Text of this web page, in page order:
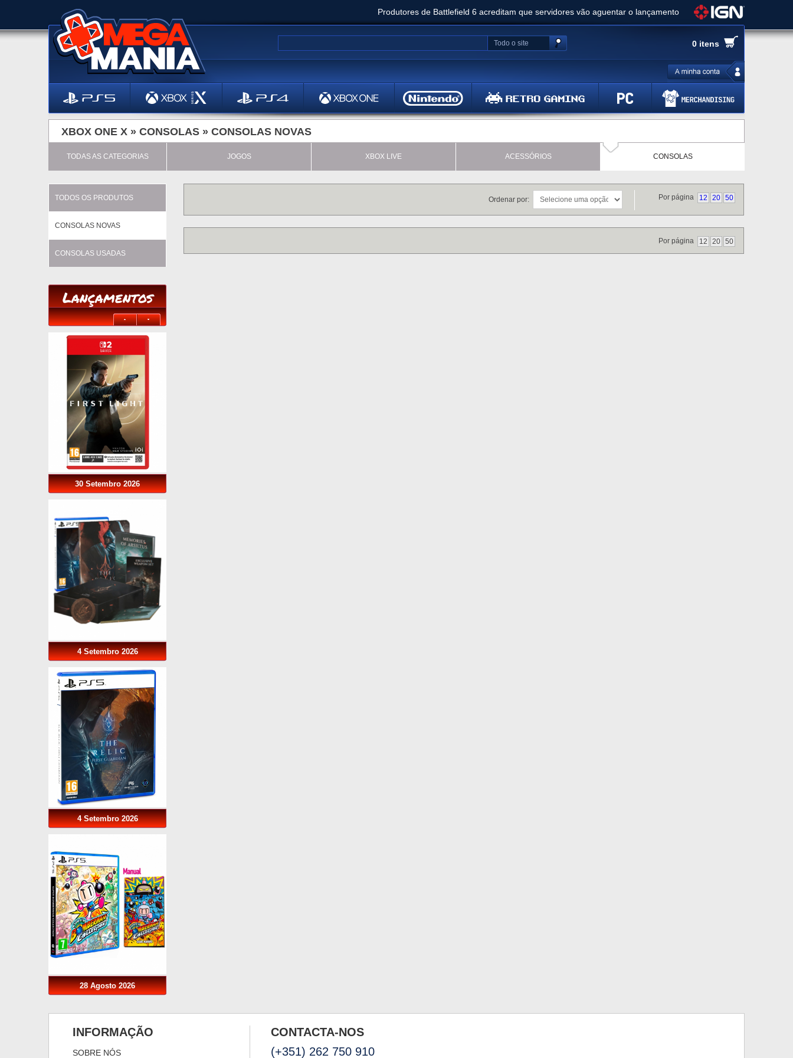
Produtores de Battlefield 6 acreditam que servidores vão aguentar o lançamento
Clair Obscur: Expedition 33 já vendeu 5 milhões de cópias e vai receber novo conteúdo
Ghost of Yotei - Análise
Metal Gear Solid Delta: Snake Eater - Análise
Bethesda anuncia livestream para o Fallout Day
0 itens
Todo o site
XBOX ONE X » CONSOLAS » CONSOLAS NOVAS
TODAS AS CATEGORIAS JOGOS XBOX LIVE ACESSÓRIOS CONSOLAS
TODOS OS PRODUTOS
CONSOLAS NOVAS
CONSOLAS USADAS
Lançamentos
30 Setembro 2026
4 Setembro 2026
4 Setembro 2026
28 Agosto 2026
Por página 12 20 50
Ordenar por:
Por página 12 20 50
INFORMAÇÃO
SOBRE NÓS
CONTACTA-NOS
(+351) 262 750 910